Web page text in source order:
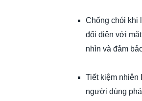
Chống chói khi
đối diện với
nhìn và đảm
Tiết kiệm nhiên
người dùng